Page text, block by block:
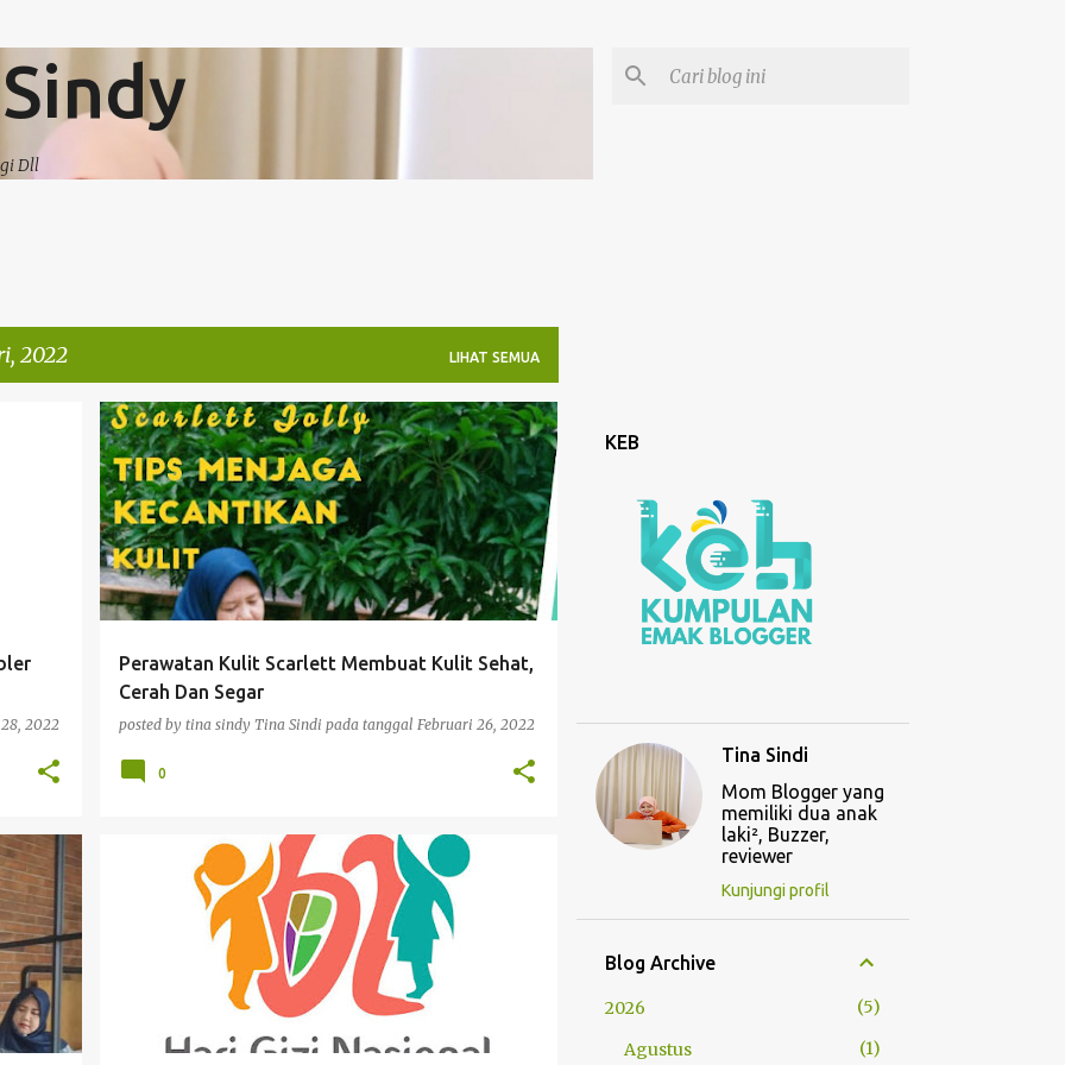
Dll
2022 LIHAT SEMUA
2022
Perawatan Kulit Scarlett Membuat Kulit Sehat,
Cerah Dan Segar
posted by tina sindy Tina Sindi pada tanggal Februari 26, 2022
BEAUTY
0
KESEHATAN
KEB
Tina Sindi
Mom Blogger yang
memiliki dua anak
laki², Buzzer,
reviewer
Kunjungi profil
Blog Archive
2026
5
Agustus
1